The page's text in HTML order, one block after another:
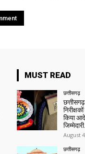
MUST READ
छत्तीसगढ़
किया
August
छत्तीसगढ़